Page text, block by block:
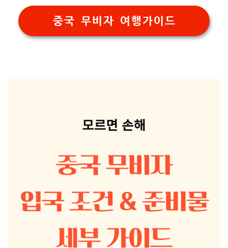
중국 무비자 여행가이드